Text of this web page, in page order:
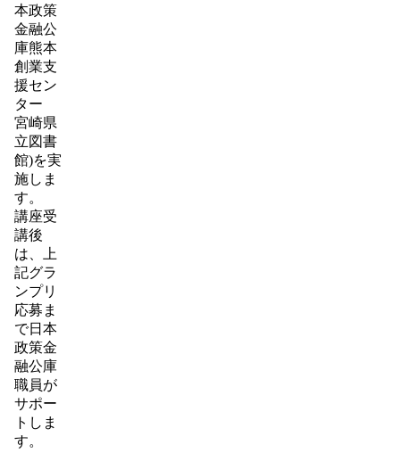
本政策
金融公
庫熊本
創業支
援セン
ター
宮崎県
立図書
館)を実
施しま
す。
講座受
講後
は、上
記グラ
ンプリ
応募ま
で日本
政策金
融公庫
職員が
サポー
トしま
す。